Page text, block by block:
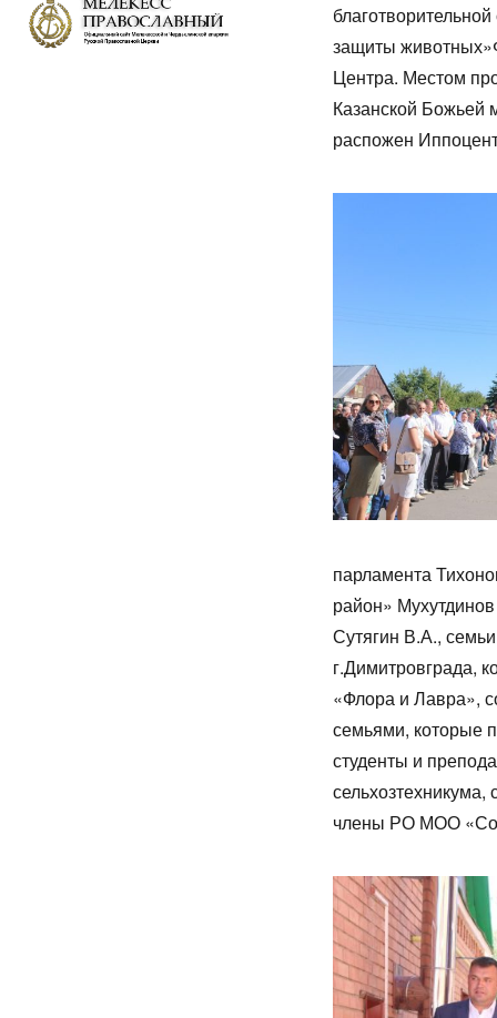
защиты
Центра. Местом
Казанской Божьей
распожен
парламента
район»
Сутягин В.А.,
г.Димитровграда,
«Флора и Лавра»,
семьями, которые
студенты и
члены РО МОО